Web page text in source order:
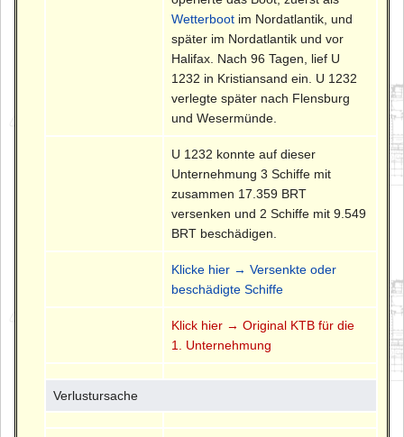
Wetterboot im Nordatlantik, und
später im Nordatlantik und vor
Halifax. Nach 96 Tagen, lief U
1232 in Kristiansand ein. U 1232
verlegte später nach Flensburg
und Wesermünde.
U 1232 konnte auf dieser
Unternehmung 3 Schiffe mit
zusammen 17.359 BRT
versenken und 2 Schiffe mit 9.549
BRT beschädigen.
Klicke hier → Versenkte oder
beschädigte Schiffe
Klick hier → Original KTB für die
1. Unternehmung
Verlustursache